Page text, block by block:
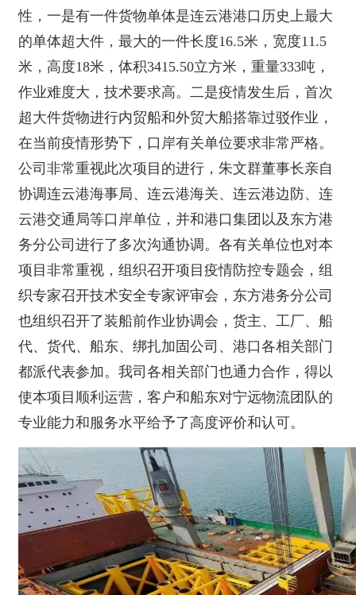
性，一是有一件货物单体是连云港港口历史上最大
的单体超大件，最大的一件长度16.5米，宽度11.5
米，高度18米，体积3415.50立方米，重量333吨，
作业难度大，技术要求高。二是疫情发生后，首次
超大件货物进行内贸船和外贸大船搭靠过驳作业，
在当前疫情形势下，口岸有关单位要求非常严格。
公司非常重视此次项目的进行，朱文群董事长亲自
协调连云港海事局、连云港海关、连云港边防、连
云港交通局等口岸单位，并和港口集团以及东方港
务分公司进行了多次沟通协调。各有关单位也对本
项目非常重视，组织召开项目疫情防控专题会，组
织专家召开技术安全专家评审会，东方港务分公司
也组织召开了装船前作业协调会，货主、工厂、船
代、货代、船东、绑扎加固公司、港口各相关部门
都派代表参加。我司各相关部门也通力合作，得以
使本项目顺利运营，客户和船东对宁远物流团队的
专业能力和服务水平给予了高度评价和认可。